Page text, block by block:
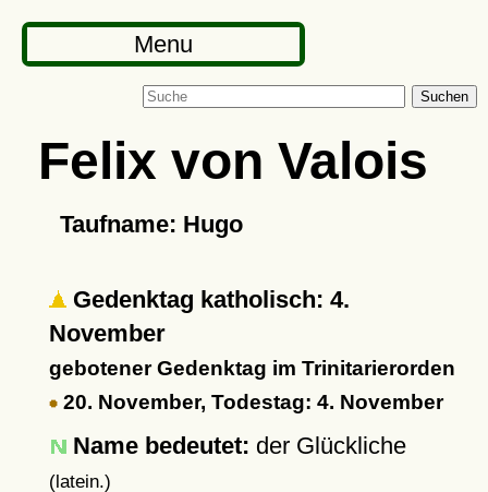
Menu
Suchen
Felix von Valois
Taufname: Hugo
Gedenktag katholisch: 4.
November
gebotener Gedenktag im Trinitarierorden
20. November, Todestag: 4. November
Name bedeutet: der Glückliche
(latein.)